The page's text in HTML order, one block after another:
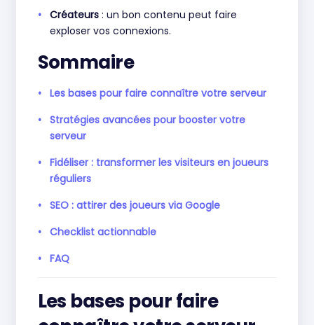
Créateurs : un bon contenu peut faire
exploser vos connexions.
Sommaire
Les bases pour faire connaître votre serveur
Stratégies avancées pour booster votre
serveur
Fidéliser : transformer les visiteurs en joueurs
réguliers
SEO : attirer des joueurs via Google
Checklist actionnable
FAQ
Les bases pour faire